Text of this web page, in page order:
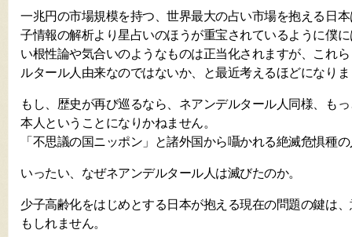
一兆円の市場規模を持つ、世界最大の占い市場を抱える日
子情報の解析より星占いのほうが重宝されているように僕
い根性論や気合いのようなものは正当化されますが、これ
ルタール人由来なのではないか、と最近考えるほどになり
もし、歴史が再び巡るなら、ネアンデルタール人同様、も
本人ということになりかねません。
「不思議の国ニッポン」と諸外国から囁かれる絶滅危惧種
いったい、なぜネアンデルタール人は滅びたのか。
少子高齢化をはじめとする日本が抱える現在の問題の鍵は
もしれません。